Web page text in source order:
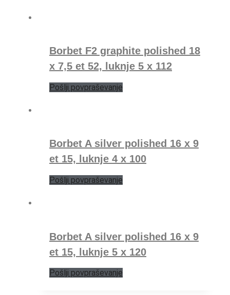
Borbet F2 graphite polished 18
x 7,5 et 52, luknje 5 x 112
Pošlji povpraševanje
Borbet A silver polished 16 x 9
et 15, luknje 4 x 100
Pošlji povpraševanje
Borbet A silver polished 16 x 9
et 15, luknje 5 x 120
Pošlji povpraševanje